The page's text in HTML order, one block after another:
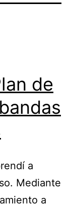
de
a
Mediante
a